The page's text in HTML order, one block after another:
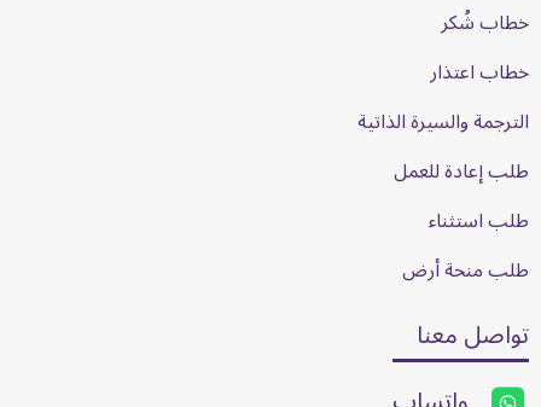
خطاب شُكر
خطاب اعتذار
الترجمة والسيرة الذاتية
طلب إعادة للعمل
طلب استثناء
طلب منحة أرض
تواصل معنا